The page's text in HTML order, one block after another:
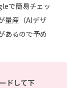
で簡易チェッ
量産（AIデザ
あるので予め
ドして下